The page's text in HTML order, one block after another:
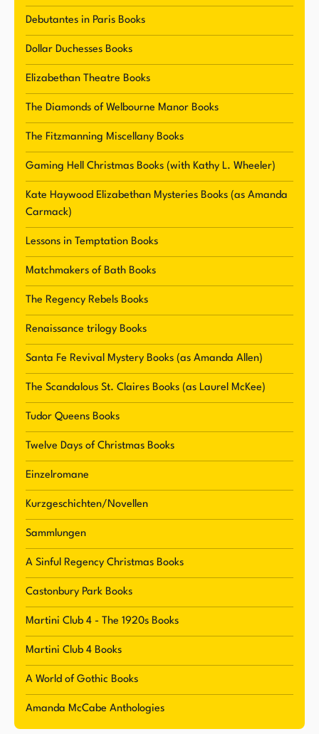
Autorin in der Romantik-Autoren-Community
eingebracht hat. Sie ist bekannt für ihre
fesselnde Erzählweise und ihre sorgfältig
gestalteten Settings, die Leser in verschiedene
Epochen und Orte entführen.
Derzeit wohnt McCabe in Oklahoma mit ihren
Haustieren, zu denen zwei Katzen, ein Pug und
ein sturer miniatur Pudel gehören. Ihr Zuhause
ist mit einem beeindruckenden Bücherregal
gefüllt, was nicht überrascht, wenn man ihr
Interesse für Lesen und Schreiben kennt. Wenn
sie nicht schreibt oder liest, genießt McCabe
kitschiger Reisesouvenirs. Sie hat eine
spielerische Persönlichkeit und eine Leidenschaft
fürs Leben, die sich in ihrer Schreibweise und
ihrer Interaktion mit ihren Lesern widerspiegelt.
Debutantes in Paris Books
Dollar Duchesses Books
Elizabethan Theatre Books
The Diamonds of Welbourne Manor Books
The Fitzmanning Miscellany Books
Gaming Hell Christmas Books (with Kathy L. Wheeler)
Kate Haywood Elizabethan Mysteries Books (as Amanda
Carmack)
Lessons in Temptation Books
Matchmakers of Bath Books
The Regency Rebels Books
Renaissance trilogy Books
Santa Fe Revival Mystery Books (as Amanda Allen)
The Scandalous St. Claires Books (as Laurel McKee)
Tudor Queens Books
Twelve Days of Christmas Books
Einzelromane
Kurzgeschichten/Novellen
Sammlungen
A Sinful Regency Christmas Books
Castonbury Park Books
Martini Club 4 - The 1920s Books
Martini Club 4 Books
A World of Gothic Books
Amanda McCabe Anthologies